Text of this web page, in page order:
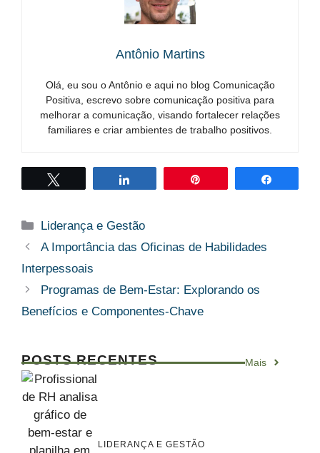
Antônio Martins
Olá, eu sou o Antônio e aqui no blog Comunicação
Positiva, escrevo sobre comunicação positiva para
melhorar a comunicação, visando fortalecer relações
familiares e criar ambientes de trabalho positivos.
Compartilhar
Categorias
Liderança e Gestão
A Importância das Oficinas de Habilidades
Interpessoais
Programas de Bem-Estar: Explorando os
Benefícios e Componentes-Chave
POSTS RECENTES Mais
LIDERANÇA E GESTÃO